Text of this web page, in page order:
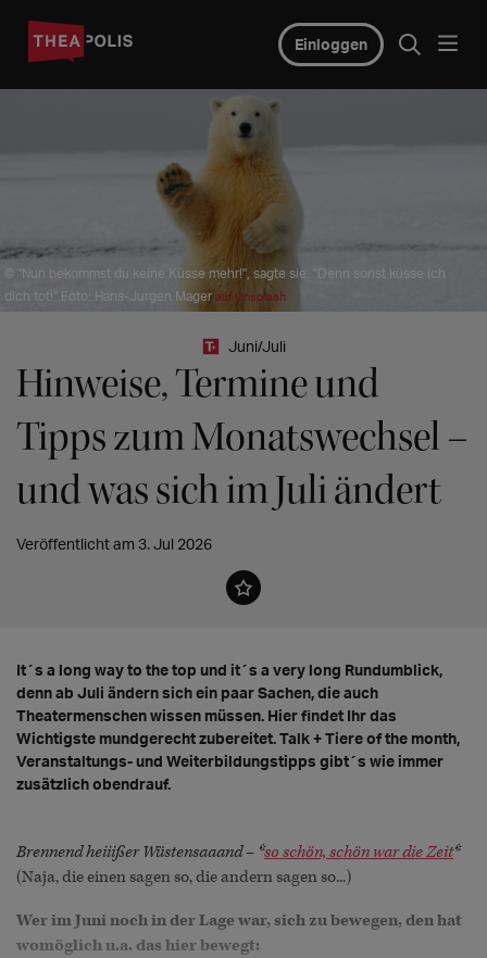
Einloggen
© "Nun bekommst du keine Küsse mehr!", sagte sie. "Denn sonst küsse ich
dich tot!" Foto: Hans-Jurgen Mager auf Unsplash
Juni/Juli
Hinweise, Termine und
Tipps zum Monatswechsel –
und was sich im Juli ändert
Veröffentlicht am 3. Jul 2026
It´s a long way to the top und it´s a very long Rundumblick,
denn ab Juli ändern sich ein paar Sachen, die auch
Theatermenschen wissen müssen. Hier findet Ihr das
Wichtigste mundgerecht zubereitet. Talk + Tiere of the month,
Veranstaltungs- und Weiterbildungstipps gibt´s wie immer
zusätzlich obendrauf.
Brennend heiiißer Wüstensaaand – *so schön, schön war die Zeit*
(Naja, die einen sagen so, die andern sagen so...)
Wer im Juni noch in der Lage war, sich zu bewegen, den hat
womöglich u.a. das hier bewegt: